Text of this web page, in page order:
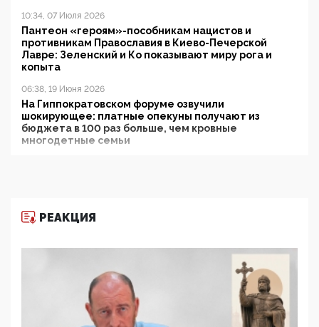
10:34, 07 Июля 2026
Пантеон «героям»-пособникам нацистов и
противникам Православия в Киево-Печерской
Лавре: Зеленский и Ко показывают миру рога и
копыта
06:38, 19 Июня 2026
На Гиппократовском форуме озвучили
шокирующее: платные опекуны получают из
бюджета в 100 раз больше, чем кровные
многодетные семьи
11:53, 09 Июня 2026
деятельность ИИТО ЮНЕСКО в России, но
цифроглобалисты продолжают определять
повестку в образовании
09:43, 01 Июня 2026
5G за счет здоровья граждан: Минцифры намерено
отобрать у регионов и муниципалитетов право
РЕАКЦИЯ